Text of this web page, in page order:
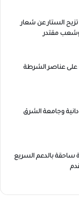
الستار عن شعار
على عناصر الشرطة
سودانية وجامعة الشرق
ساحقة بالدعم السريع